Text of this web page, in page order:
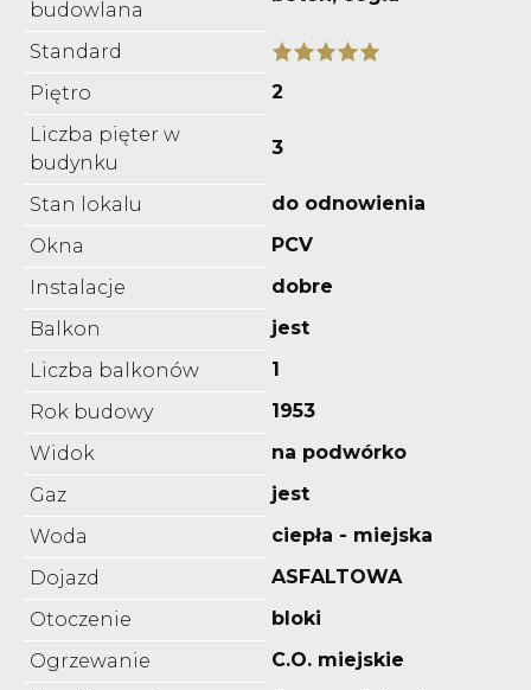
budowlana
Standard
Piętro
2
Liczba pięter w
budynku
3
Stan lokalu
do odnowienia
Okna
PCV
Instalacje
dobre
Balkon
jest
Liczba balkonów
1
Rok budowy
1953
Widok
na podwórko
Gaz
jest
Woda
ciepła - miejska
Dojazd
ASFALTOWA
Otoczenie
bloki
Ogrzewanie
C.O. miejskie